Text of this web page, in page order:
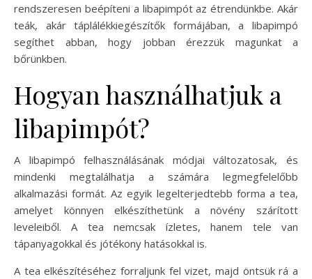
rendszeresen beépíteni a libapimpót az étrendünkbe. Akár
teák, akár táplálékkiegészítők formájában, a libapimpó
segíthet abban, hogy jobban érezzük magunkat a
bőrünkben.
Hogyan használhatjuk a
libapimpót?
A libapimpó felhasználásának módjai változatosak, és
mindenki megtalálhatja a számára legmegfelelőbb
alkalmazási formát. Az egyik legelterjedtebb forma a tea,
amelyet könnyen elkészíthetünk a növény szárított
leveleiből. A tea nemcsak ízletes, hanem tele van
tápanyagokkal és jótékony hatásokkal is.
A tea elkészítéséhez forraljunk fel vizet, majd öntsük rá a